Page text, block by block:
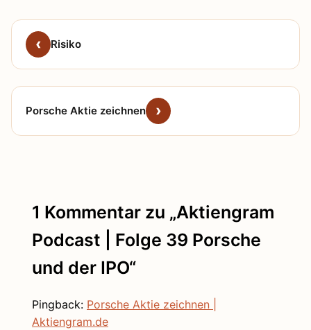
Risiko
Porsche Aktie zeichnen
1 Kommentar zu „Aktiengram
Podcast | Folge 39 Porsche
und der IPO“
Pingback: Porsche Aktie zeichnen |
Aktiengram.de